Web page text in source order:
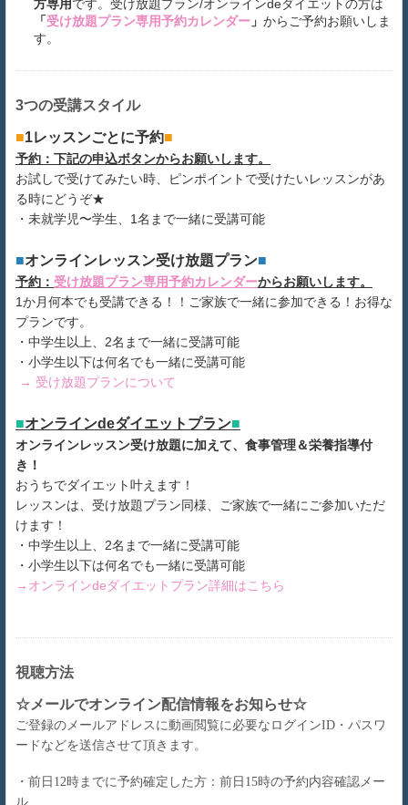
方専用です。受け放題プラン/オンラインdeダイエットの方は
「受け放題プラン専用予約カレンダー 」 からご予約お願いしま
す。
3つの受講スタイル
■1レッスンごとに予約■
予約：下記の申込ボタンからお願いします。
お試しで受けてみたい時、ピンポイントで受けたいレッスンがあ
る時にどうぞ★
・未就学児〜学生、1名まで一緒に受講可能
■オンラインレッスン受け放題プラン■
予約： 受け放題プラン専用予約カレンダーからお願いします。
1か月何本でも受講できる！！ご家族で一緒に参加できる！お得な
プランです。
・中学生以上、2名まで一緒に受講可能
・小学生以下は何名でも一緒に受講可能
→ 受け放題プランについて
■オンラインdeダイエットプラン■
オンラインレッスン受け放題に加えて、食事管理＆栄養指導付
き！
おうちでダイエット叶えます！
レッスンは、受け放題プラン同様、ご家族で一緒にご参加いただ
けます！
・中学生以上、2名まで一緒に受講可能
・小学生以下は何名でも一緒に受講可能
→オンラインdeダイエットプラン詳細はこちら
視聴方法
☆メールでオンライン配信情報をお知らせ☆
ご登録のメールアドレスに動画閲覧に必要なログインID・パスワ
ードなどを送信させて頂きます。
・前日12時までに予約確定した方：前日15時の予約内容確認メー
ル